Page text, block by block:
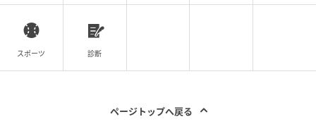
スポーツ 診断
ページトップへ戻る